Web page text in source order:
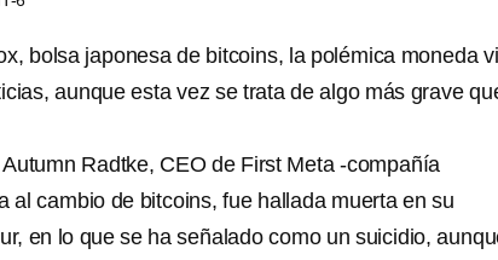
bolsa japonesa de bitcoins, la polémica moneda
aunque esta vez se trata de algo más grave
Radtke, CEO de First Meta -compañía
al cambio de bitcoins, fue hallada muerta en su
en lo que se ha señalado como un suicidio,